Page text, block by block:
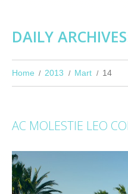
DAILY
Home 2013 Mart 14
AC MOLESTIE LEO